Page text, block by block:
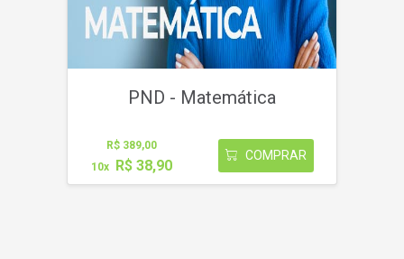
PND - Matemática
R$ 389,00
10x
R$ 38,90
COMPRAR